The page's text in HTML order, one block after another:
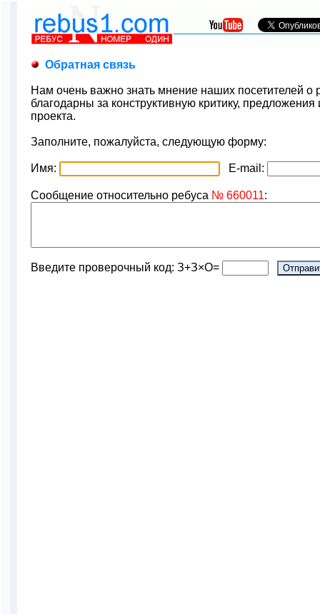
Обратная связь
Нам очень важно знать мнение наших посетителей
благодарны за конструктивную критику,
проекта.
Заполните, пожалуйста, следующую форму:
Имя: E-mail:
Сообщение относительно ребуса № 660011:
Введите проверочный код: З+З×О=